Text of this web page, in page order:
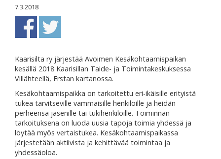
7.3.2018
Kaarisilta ry järjestää Avoimen Kesäkohtaamispaikan
kesällä 2018 Kaarisillan Taide- ja Toimintakeskuksessa
Villähteellä, Erstan kartanossa.
Kesäkohtaamispaikka on tarkoitettu eri-ikäisille erityistä
tukea tarvitseville vammaisille henkilöille ja heidän
perheensä jäsenille tai tukihenkilöille. Toiminnan
tarkoituksena on luoda uusia tapoja toimia yhdessä ja
löytää myös vertaistukea. Kesäkohtaamispaikassa
järjestetään aktiivista ja kehittävää toimintaa ja
yhdessäoloa.